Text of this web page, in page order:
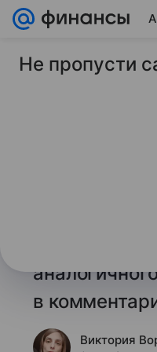
23 сентября 2025
Эксперт по
России во
в
Виктория
Не пропусти